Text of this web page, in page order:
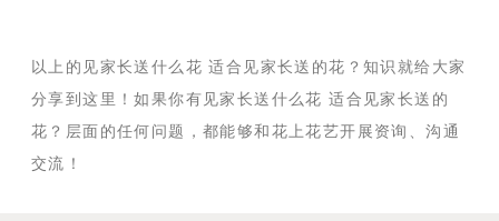
以上的见家长送什么花 适合见家长送的花？知识就给大家
分享到这里！如果你有见家长送什么花 适合见家长送的
花？层面的任何问题，都能够和花上花艺开展资询、沟通
交流！